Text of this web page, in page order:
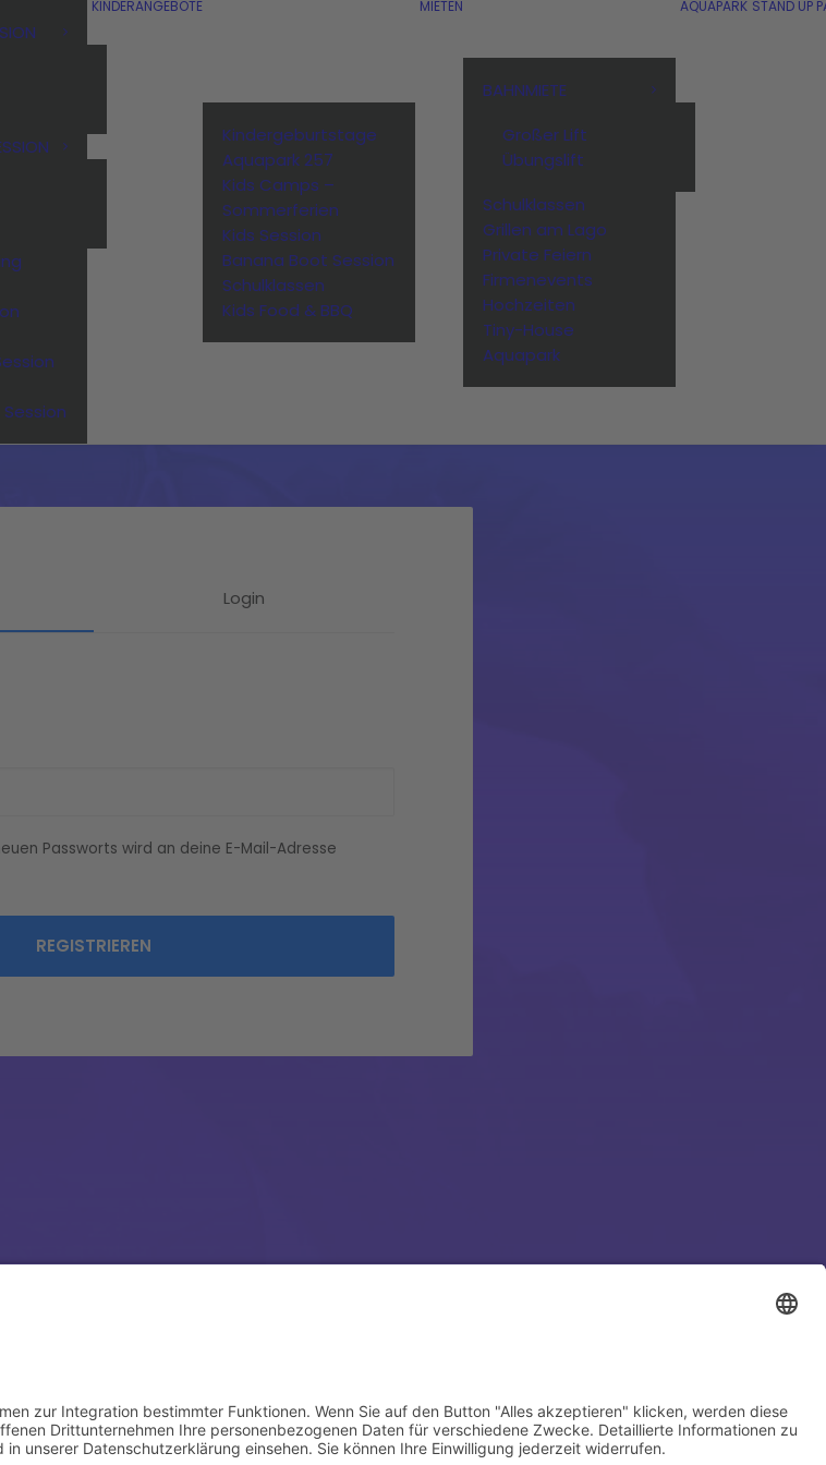
KINDERANGEBOTE
Kindergeburtstage
Aquapark 257
Kids Camps –
Sommerferien
Kids Session
Banana Boot Session
Schulklassen
Kids Food & BBQ
MIETEN
BAHNMIETE
Großer Lift
Übungslift
Schulklassen
Grillen am Lago
Private Feiern
Firmenevents
Hochzeiten
Tiny-House
Aquapark
AQUAPARK STAND UP
Login
Passworts wird an deine E-Mail-Adresse
REGISTRIEREN
Bitte keine Sprachanrufe!
Wakebeach 257